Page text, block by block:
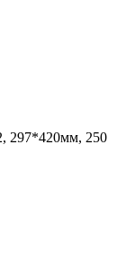
297*420мм, 250